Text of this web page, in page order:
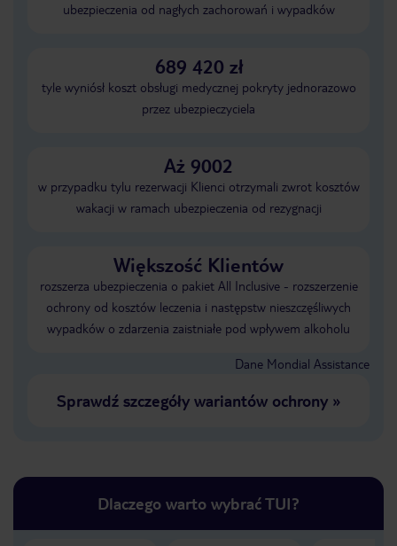
ubezpieczenia od nagłych zachorowań i wypadków
689 420 zł
tyle wyniósł koszt obsługi medycznej pokryty jednorazowo
przez ubezpieczyciela
Aż 9002
w przypadku tylu rezerwacji Klienci otrzymali zwrot kosztów
wakacji w ramach ubezpieczenia od rezygnacji
Większość Klientów
rozszerza ubezpieczenia o pakiet All Inclusive - rozszerzenie
ochrony od kosztów leczenia i następstw nieszczęśliwych
wypadków o zdarzenia zaistniałe pod wpływem alkoholu
Dane Mondial Assistance
Sprawdź szczegóły wariantów ochrony»
Dlaczego warto wybrać TUI?